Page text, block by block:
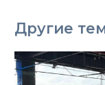
Другие